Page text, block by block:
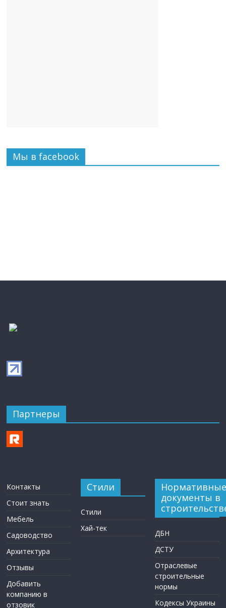
Мы в facebook
Партнеры
Контакты
Стоит знать
Мебель
Садоводство
Архитектура
Отзывы
Добавить
компанию в
отзовик
Стили
Стили
Хай-тек
Нормативные
документы в
ДБН
ДСТУ
Отраслевые
строительные
нормы
Кодексы Украины